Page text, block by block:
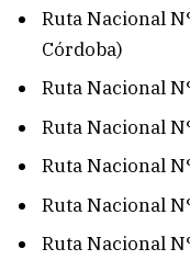
Ruta Nacional
Córdoba)
Ruta Nacional
Ruta Nacional
Ruta Nacional
Ruta Nacional
Ruta Nacional